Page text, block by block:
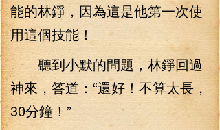
能的林錚，因為這是他第一次使
用這個技能！
聽到小默的問題，林錚回過
神來，答道：“還好！不算太長，
30分鐘！”